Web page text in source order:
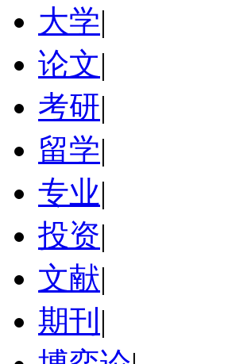
大学|
论文|
考研|
留学|
专业|
投资|
文献|
期刊 |